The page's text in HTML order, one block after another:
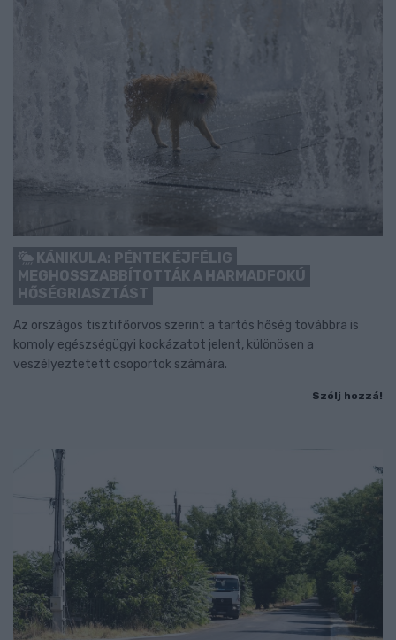
KÁNIKULA: PÉNTEK ÉJFÉLIG
MEGHOSSZABBÍTOTTÁK A HARMADFOKÚ
HŐSÉGRIASZTÁST
Az országos tisztifőorvos szerint a tartós hőség továbbra is
komoly egészségügyi kockázatot jelent, különösen a
veszélyeztetett csoportok számára.
Szólj hozzá!